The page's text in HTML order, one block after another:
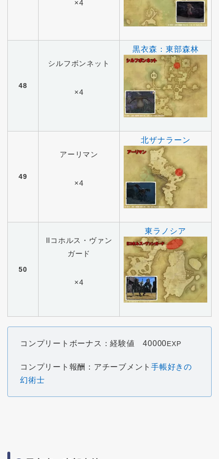
×4
48
シルフボンネット
×4
黒衣森：東部森林
49
アーリマン
×4
北ザナラーン
50
IIコホルス・ヴァン
ガード
×4
東ラノシア
コンプリートボーナス：経験値 40000EXP
コンプリート報酬：アチーブメント手帳好きの
幻術士